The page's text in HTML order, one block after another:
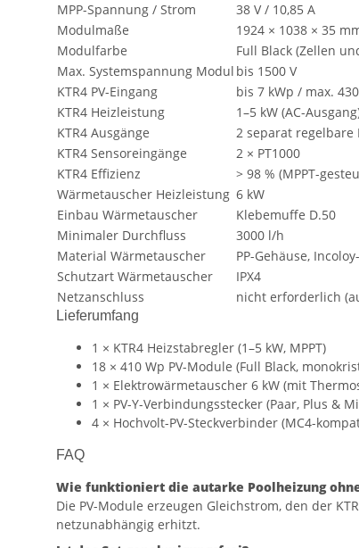
MPP-Spannung / Strom
38 V / 10,85 A
Modulmaße
1924 × 1038 × 35
Modulfarbe
Full Black (Zellen
Max. Systemspannung Modul bis 1500 V
KTR4 PV-Eingang
bis 7 kWp / max.
KTR4 Heizleistung
1–5 kW (AC-
KTR4 Ausgänge
2 separat regelbare
KTR4 Sensoreingänge
2 × PT1000
KTR4 Effizienz
> 98 % (MPPT-
Wärmetauscher Heizleistung 6 kW
Einbau Wärmetauscher
Klebemuffe D.50
Minimaler Durchfluss
3000 l/h
Material Wärmetauscher
PP-Gehäuse,
Schutzart Wärmetauscher
IPX4
Netzanschluss
nicht erforderlich
Lieferumfang
1 × KTR4 Heizstabregler (1–5 kW, MPPT)
18 × 410 Wp PV-Module (Full Black,
1 × Elektrowärmetauscher 6 kW (mit
1 × PV-Y-Verbindungsstecker (Paar, Plus &
4 × Hochvolt-PV-Steckverbinder (MC4-
FAQ
Wie funktioniert die autarke Poolheizung
Die PV-Module erzeugen Gleichstrom, den der
netzunabhängig erhitzt.